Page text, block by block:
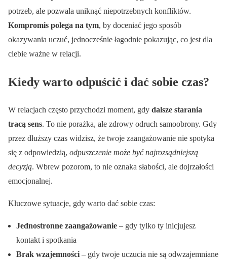
potrzeb, ale pozwala uniknąć niepotrzebnych konfliktów.
Kompromis polega na tym, by doceniać jego sposób
okazywania uczuć, jednocześnie łagodnie pokazując, co jest dla
ciebie ważne w relacji.
Kiedy warto odpuścić i dać sobie czas?
W relacjach często przychodzi moment, gdy dalsze starania
tracą sens. To nie porażka, ale zdrowy odruch samoobrony. Gdy
przez dłuższy czas widzisz, że twoje zaangażowanie nie spotyka
się z odpowiedzią, odpuszczenie może być najrozsądniejszą
decyzją. Wbrew pozorom, to nie oznaka słabości, ale dojrzałości
emocjonalnej.
Kluczowe sytuacje, gdy warto dać sobie czas:
Jednostronne zaangażowanie – gdy tylko ty inicjujesz
kontakt i spotkania
Brak wzajemności – gdy twoje uczucia nie są odwzajemniane